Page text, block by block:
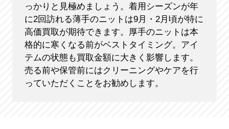
っかりと見極めましょう。着用シーズンが年
に2回訪れる薄手のニットは9月・2月頃が特に
高価買取が期待できます。厚手のニットは本
格的に寒くなる前がベストタイミング。アイ
テムの状態も買取金額に大きく影響します。
売る前や保管前にはクリーニングやケアを行
っていただくことをお勧めします。